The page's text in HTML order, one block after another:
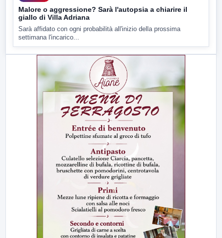
Malore o aggressione? Sarà l'autopsia a chiarire il
giallo di Villa Adriana
Sarà affidato con ogni probabilità all'inizio della prossima
settimana l'incarico...